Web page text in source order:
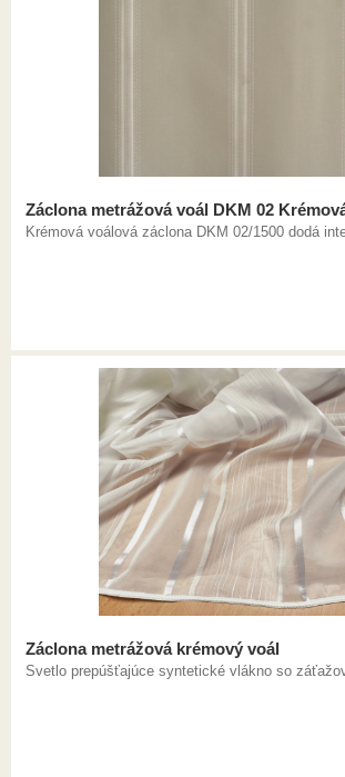
Záclona metrážová voál DKM 02
Krémová voálová záclona DKM 02/1500 dodá
Záclona metrážová krémový voál
Svetlo prepúšťajúce syntetické vlákno so